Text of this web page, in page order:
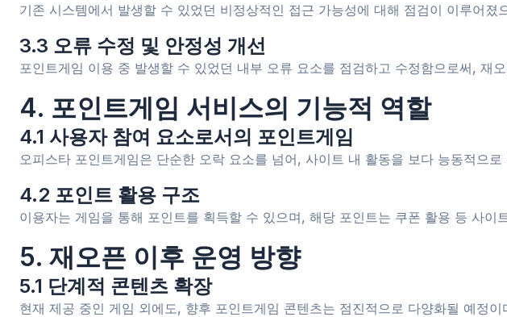
기존 시스템에서 발생할 수 있었던 비정상적인 접근 가능성에 대해 점검이 이루어
3.3 오류 수정 및 안정성 개선
포인트게임 이용 중 발생할 수 있었던 내부 오류 요소를 점검하고 수정함으로써, 재
4. 포인트게임 서비스의 기능적 역할
4.1 사용자 참여 요소로서의 포인트게임
오피스타 포인트게임은 단순한 오락 요소를 넘어, 사이트 내 활동을 보다 능동적으로
4.2 포인트 활용 구조
이용자는 게임을 통해 포인트를 획득할 수 있으며, 해당 포인트는 쿠폰 활용 등 사
5. 재오픈 이후 운영 방향
5.1 단계적 콘텐츠 확장
현재 제공 중인 게임 외에도, 향후 포인트게임 콘텐츠는 점진적으로 다양화될 예정이